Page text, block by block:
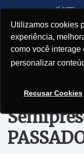
Utilizamos cookies
experiência,
como você interage
personalizar
Recusar Cookies
das